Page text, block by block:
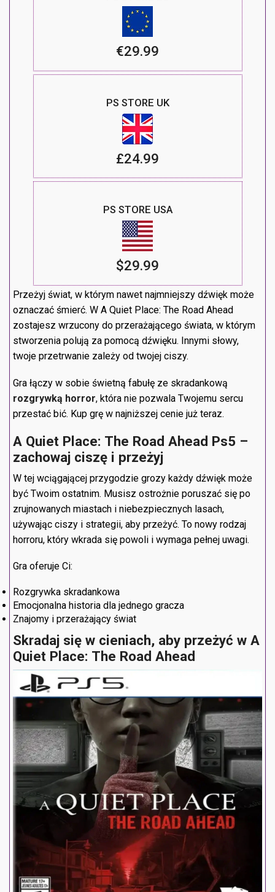
€29.99
PS STORE UK
£24.99
PS STORE USA
$29.99
Przeżyj świat, w którym nawet najmniejszy dźwięk może
oznaczać śmierć. W A Quiet Place: The Road Ahead
zostajesz wrzucony do przerażającego świata, w którym
stworzenia polują za pomocą dźwięku. Innymi słowy,
twoje przetrwanie zależy od twojej ciszy.
Gra łączy w sobie świetną fabułę ze skradankową
rozgrywką horror, która nie pozwala Twojemu sercu
przestać bić. Kup grę w najniższej cenie już teraz.
A Quiet Place: The Road Ahead Ps5 –
zachowaj ciszę i przeżyj
W tej wciągającej przygodzie grozy każdy dźwięk może
być Twoim ostatnim. Musisz ostrożnie poruszać się po
zrujnowanych miastach i niebezpiecznych lasach,
używając ciszy i strategii, aby przeżyć. To nowy rodzaj
horroru, który wkrada się powoli i wymaga pełnej uwagi.
Gra oferuje Ci:
Rozgrywka skradankowa
Emocjonalna historia dla jednego gracza
Znajomy i przerażający świat
Skradaj się w cieniach, aby przeżyć w A
Quiet Place: The Road Ahead